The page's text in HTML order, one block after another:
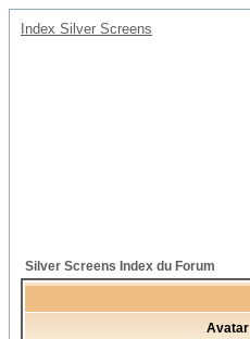
Index Silver Screens
Silver Screens Index du Forum
Avatar